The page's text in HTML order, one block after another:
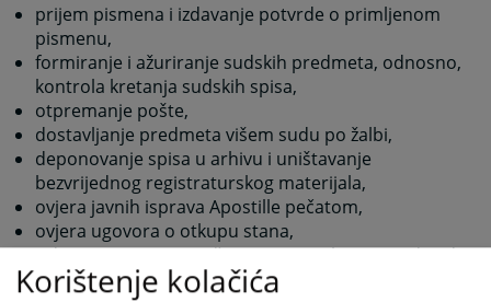
prijem pismena i izdavanje potvrde o primljenom
pismenu,
formiranje i ažuriranje sudskih predmeta, odnosno,
kontrola kretanja sudskih spisa,
otpremanje pošte,
dostavljanje predmeta višem sudu po žalbi,
deponovanje spisa u arhivu i uništavanje
bezvrijednog registraturskog materijala,
ovjera javnih isprava Apostille pečatom,
ovjera ugovora o otkupu stana,
izdavanje uvjerenja o činjenicama o kojima sud vodi
evidenciju (vidi Uvjerenja i potvrde).
Korištenje kolačića